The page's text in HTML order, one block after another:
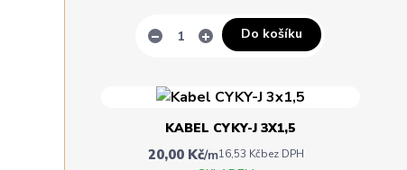
Do košíku
KABEL CYKY-J 3X1,5
20,00 Kč/m16,53 Kčbez DPH